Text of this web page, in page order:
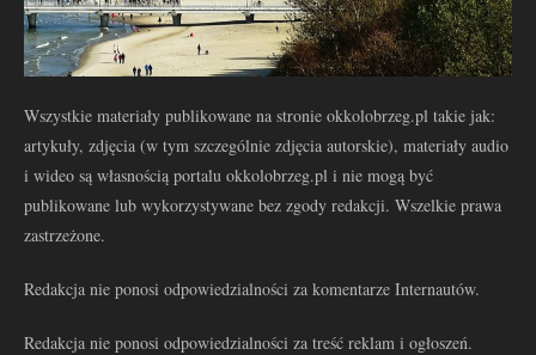
Wszystkie materiały publikowane na stronie okkolobrzeg.pl takie jak:
artykuły, zdjęcia (w tym szczególnie zdjęcia autorskie), materiały audio
i wideo są własnością portalu okkolobrzeg.pl i nie mogą być
publikowane lub wykorzystywane bez zgody redakcji. Wszelkie prawa
zastrzeżone.
Redakcja nie ponosi odpowiedzialności za komentarze Internautów.
Redakcja nie ponosi odpowiedzialności za treść reklam i ogłoszeń.